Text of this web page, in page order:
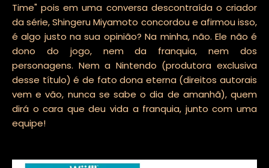
Time" pois em uma conversa descontraída o criador
da série, Shingeru Miyamoto concordou e afirmou isso,
é algo justo na sua opinião? Na minha, não. Ele não é
dono do jogo, nem da franquia, nem dos
personagens. Nem a Nintendo (produtora exclusiva
desse título) é de fato dona eterna (direitos autorais
vem e vão, nunca se sabe o dia de amanhã), quem
dirá o cara que deu vida a franquia, junto com uma
equipe!